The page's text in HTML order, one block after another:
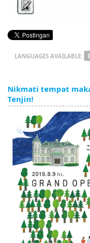
LANGUAGES AVAILABLE:
Nikmati tempat
Tenjin!